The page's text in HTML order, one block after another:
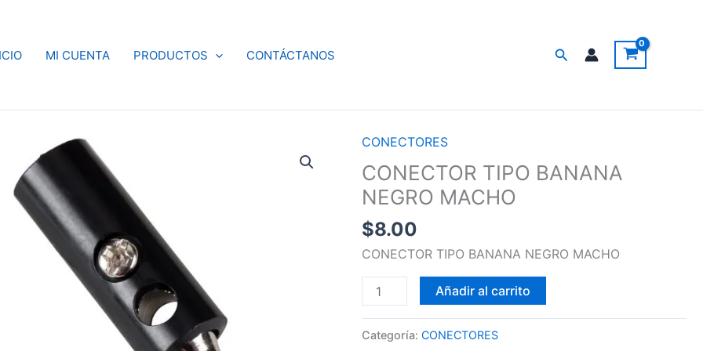
MI CUENTA PRODUCTOS CONTÁCTANOS Buscar
CONECTORES
CONECTOR TIPO BANANA
NEGRO MACHO
$8.00
CONECTOR TIPO BANANA NEGRO MACHO
CONECTOR
TIPO
BANANA
NEGRO
MACHO
cantidad
Añadir al carrito
Categoría:CONECTORES